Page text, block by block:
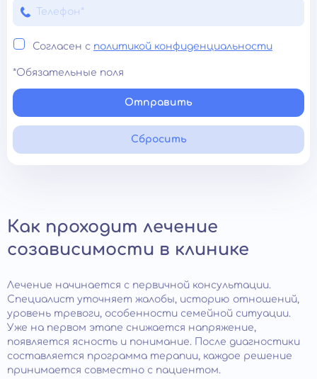
Согласен с политикой конфиденциальности
*Обязательные поля
Отправить
Сбросить
Как проходит лечение
созависимости в клинике
Лечение начинается с первичной консультации.
Специалист уточняет жалобы, историю отношений,
уровень тревоги, особенности семейной ситуации.
Уже на первом этапе снижается напряжение,
появляется ясность и понимание. После диагностики
составляется программа терапии, каждое решение
принимается совместно с пациентом.